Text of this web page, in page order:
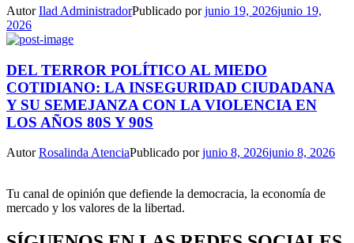
AutorIlad AdministradorPublicado porjunio 19, 2026junio 19,
2026
DEL TERROR POLÍTICO AL MIEDO
COTIDIANO: LA INSEGURIDAD CIUDADANA
Y SU SEMEJANZA CON LA VIOLENCIA EN
LOS AÑOS 80S Y 90S
AutorRosalinda AtenciaPublicado porjunio 8, 2026junio 8, 2026
Tu canal de opinión que defiende la democracia, la economía de
mercado y los valores de la libertad.